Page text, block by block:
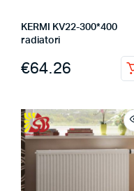
KERMI KV22-300*400
radiatori
€64.26